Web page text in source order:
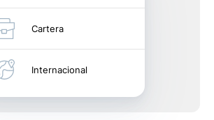
Cartera
Internacional